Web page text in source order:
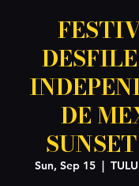
DE
Sun, Sep 15
  |